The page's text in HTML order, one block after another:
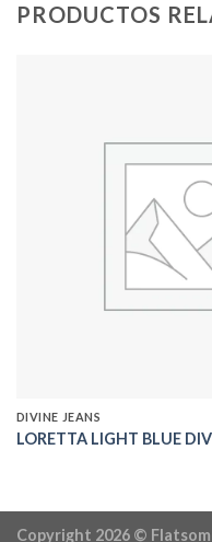
PRODUCTOS
DIVINE JEANS
LORETTA LIGHT BLUE
Copyright 2026 ©